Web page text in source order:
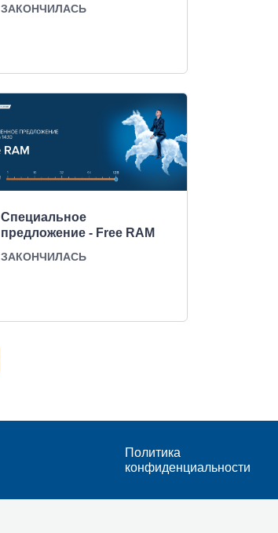
ЗАКОНЧИЛАСЬ
Специальное
предложение - Free RAM
ЗАКОНЧИЛАСЬ
Политика
конфиденциальности